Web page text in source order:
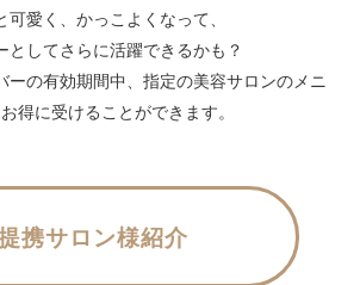
可愛く、かっこよくなって、
としてさらに活躍できるかも？
ーの有効期間中、指定の美容サロンのメニ
得に受けることができます。
携サロン様紹介